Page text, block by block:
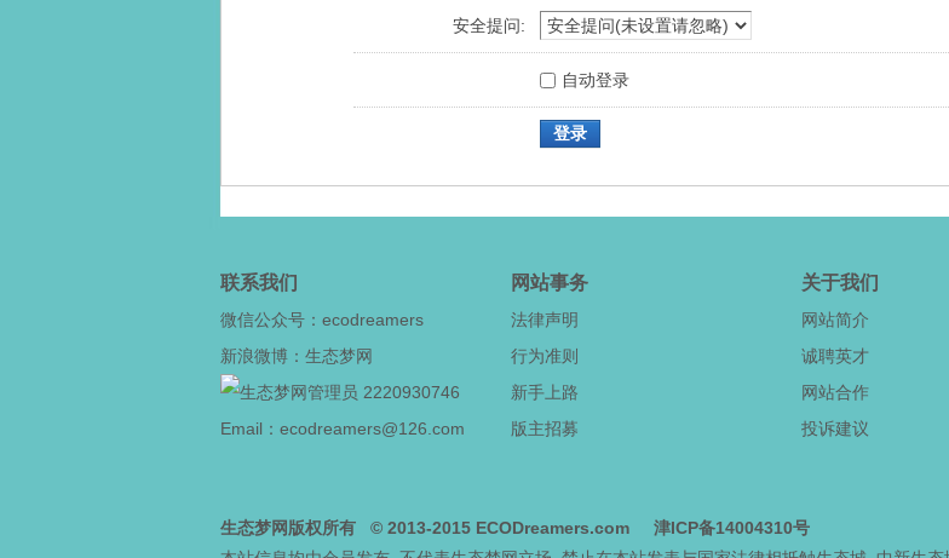
安全提问:
自动登录
登录
联系我们
微信公众号：ecodreamers
新浪微博：生态梦网
2220930746
Email：ecodreamers@126.com
网站事务
法律声明
行为准则
新手上路
版主招募
关于我们
网站简介
诚聘英才
网站合作
投诉建议
生态梦网版权所有 © 2013-2015 ECODreamers.com
津ICP备14004310号